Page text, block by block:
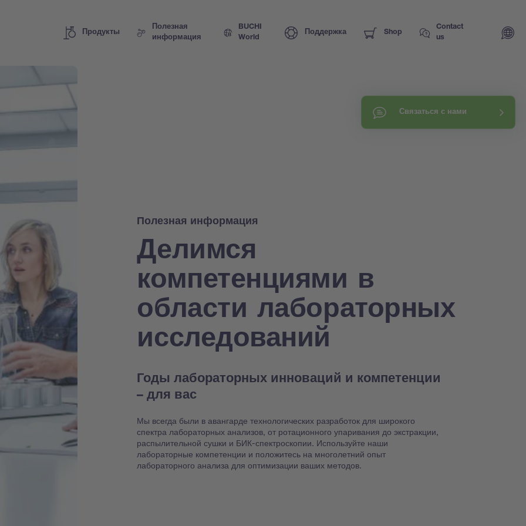
Продукты
Полезная
информация
BUCHI
World
Поддержка Shop
Contact
us
Связаться с нами
Полезная информация
Делимся
компетенциями в
области лабораторных
исследований
Годы лабораторных инноваций и компетенции
– для вас
Мы всегда были в авангарде технологических разработок для широкого
спектра лабораторных анализов, от ротационного упаривания до экстракции,
распылительной сушки и БИК-спектроскопии. Используйте наши
лабораторные компетенции и положитесь на многолетний опыт
лабораторного анализа для оптимизации ваших методов.